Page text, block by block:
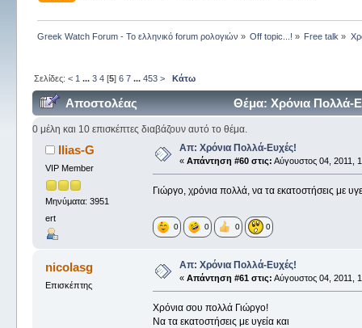
Greek Watch Forum - Το ελληνικό forum ρολογιών » Off topic...! » Free talk »
Σελίδες: < 1 ... 3 4[5] 6 7 ... 453 > Κάτω
Αποστολέας Θέμα: Χρόνια Πολλά-
0 μέλη και 10 επισκέπτες διαβάζουν αυτό το θέμα.
Ilias-G
VIP Member
Μηνύματα: 3951
ert
Απ: Χρόνια Πολλά-Ευχές!
« Απάντηση #60 στις: Αύγουστος 04, 2011,
Γιώργο, χρόνια πολλά, να τα εκατοστήσεις με
0 0 0 0
nicolasg
Επισκέπτης
Απ: Χρόνια Πολλά-Ευχές!
« Απάντηση #61 στις: Αύγουστος 04, 2011,
Χρόνια σου πολλά Γιώργο!
Να τα εκατοστήσεις με υγεία και